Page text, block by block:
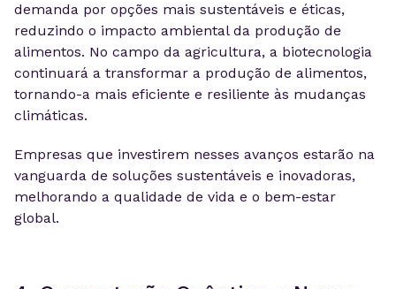
demanda por opções mais sustentáveis e éticas,
reduzindo o impacto ambiental da produção de
alimentos. No campo da agricultura, a biotecnologia
continuará a transformar a produção de alimentos,
tornando-a mais eficiente e resiliente às mudanças
climáticas.
Empresas que investirem nesses avanços estarão na
vanguarda de soluções sustentáveis e inovadoras,
melhorando a qualidade de vida e o bem-estar
global.